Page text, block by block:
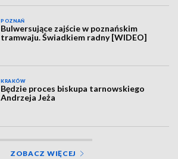
POZNAŃ
Bulwersujące zajście w poznańskim
tramwaju. Świadkiem radny [WIDEO]
KRAKÓW
Będzie proces biskupa tarnowskiego
Andrzeja Jeża
ZOBACZ WIĘCEJ